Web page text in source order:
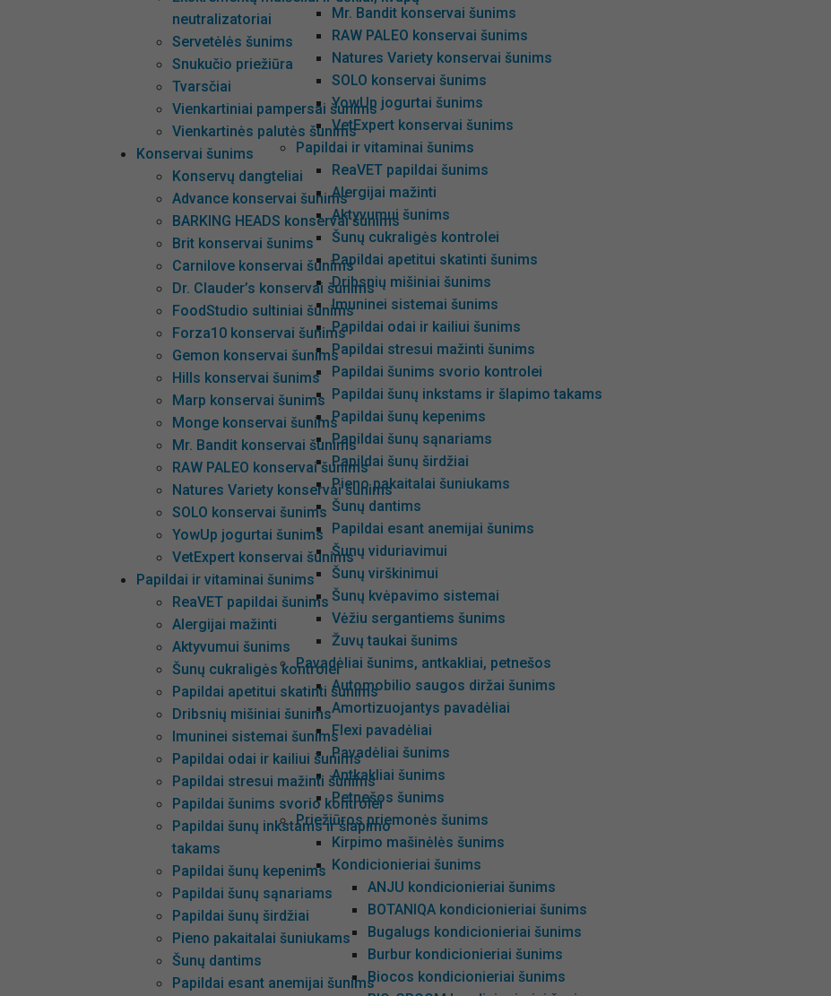
Mr. Bandit konservai šunims
RAW PALEO konservai šunims
Natures Variety konservai šunims
SOLO konservai šunims
YowUp jogurtai šunims
VetExpert konservai šunims
Papildai ir vitaminai šunims
ReaVET papildai šunims
Alergijai mažinti
Aktyvumui šunims
Šunų cukraligės kontrolei
Papildai apetitui skatinti šunims
Dribsnių mišiniai šunims
Imuninei sistemai šunims
Papildai odai ir kailiui šunims
Papildai stresui mažinti šunims
Papildai šunims svorio kontrolei
Papildai šunų inkstams ir šlapimo takams
Papildai šunų kepenims
Papildai šunų sąnariams
Papildai šunų širdžiai
Pieno pakaitalai šuniukams
Šunų dantims
Papildai esant anemijai šunims
Šunų viduriavimui
Šunų virškinimui
Šunų kvėpavimo sistemai
Vėžiu sergantiems šunims
Žuvų taukai šunims
Pavadėliai šunims, antkakliai, petnešos
Automobilio saugos diržai šunims
Amortizuojantys pavadėliai
Flexi pavadėliai
Pavadėliai šunims
Antkakliai šunims
Petnešos šunims
Priežiūros priemonės šunims
Kirpimo mašinėlės šunims
Kondicionieriai šunims
ANJU kondicionieriai šunims
BOTANIQA kondicionieriai šunims
Bugalugs kondicionieriai šunims
Burbur kondicionieriai šunims
Biocos kondicionieriai šunims
neutralizatoriai
Servetėlės šunims
Snukučio priežiūra
Tvarsčiai
Vienkartiniai pampersai šunims
Vienkartinės palutės šunims
Konservai šunims
Konservų dangteliai
Advance konservai šunims
BARKING HEADS konservai šunims
Brit konservai šunims
Carnilove konservai šunims
Dr. Clauder’s konservai šunims
FoodStudio sultiniai šunims
Forza10 konservai šunims
Gemon konservai šunims
Hills konservai šunims
Marp konservai šunims
Monge konservai šunims
Mr. Bandit konservai šunims
RAW PALEO konservai šunims
Natures Variety konservai šunims
SOLO konservai šunims
YowUp jogurtai šunims
VetExpert konservai šunims
Papildai ir vitaminai šunims
ReaVET papildai šunims
Alergijai mažinti
Aktyvumui šunims
Šunų cukraligės kontrolei
Papildai apetitui skatinti šunims
Dribsnių mišiniai šunims
Imuninei sistemai šunims
Papildai odai ir kailiui šunims
Papildai stresui mažinti šunims
Papildai šunims svorio kontrolei
Papildai šunų inkstams ir šlapimo
takams
Papildai šunų kepenims
Papildai šunų sąnariams
Papildai šunų širdžiai
Pieno pakaitalai šuniukams
Šunų dantims
Papildai esant anemijai šunims